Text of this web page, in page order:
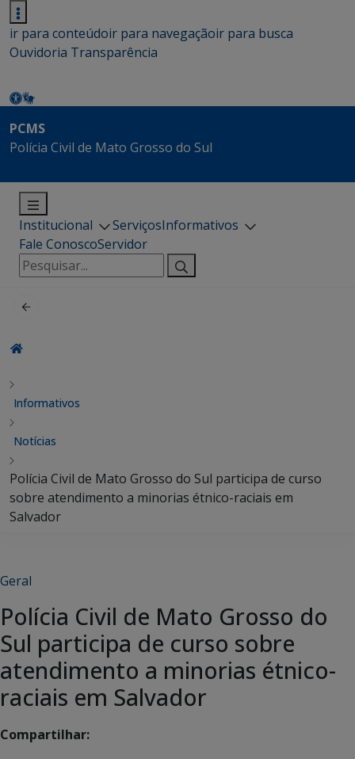
ir para conteúdoir para navegaçãoir para busca
Ouvidoria Transparência
PCMS
Polícia Civil de Mato Grosso do Sul
Institucional ServiçosInformativos
Fale ConoscoServidor
Pesquisar
por:
Informativos
Notícias
Polícia Civil de Mato Grosso do Sul participa de curso
sobre atendimento a minorias étnico-raciais em
Salvador
Geral
Polícia Civil de Mato Grosso do
Sul participa de curso sobre
atendimento a minorias étnico-
raciais em Salvador
Compartilhar: